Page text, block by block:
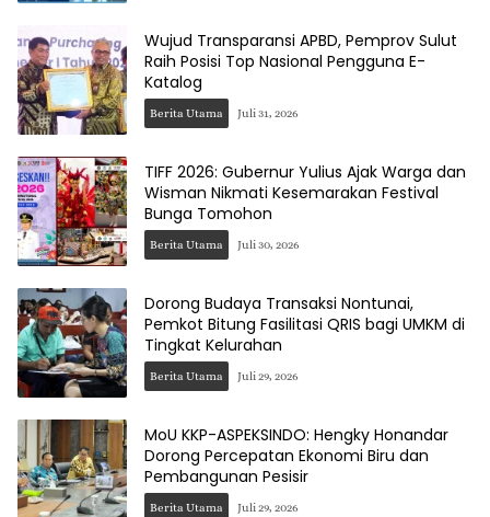
Wujud Transparansi APBD, Pemprov Sulut
Raih Posisi Top Nasional Pengguna E-
Katalog
Berita Utama Juli 31, 2026
TIFF 2026: Gubernur Yulius Ajak Warga dan
Wisman Nikmati Kesemarakan Festival
Bunga Tomohon
Berita Utama Juli 30, 2026
Dorong Budaya Transaksi Nontunai,
Pemkot Bitung Fasilitasi QRIS bagi UMKM di
Tingkat Kelurahan
Berita Utama Juli 29, 2026
MoU KKP-ASPEKSINDO: Hengky Honandar
Dorong Percepatan Ekonomi Biru dan
Pembangunan Pesisir
Berita Utama Juli 29, 2026